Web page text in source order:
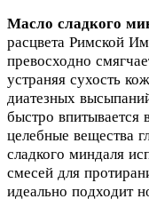
Масло сладкого
расцвета Римской
превосходно
устраняя сухость
диатезных
быстро впитывается
целебные вещества
сладкого миндаля
смесей для
идеально подходит